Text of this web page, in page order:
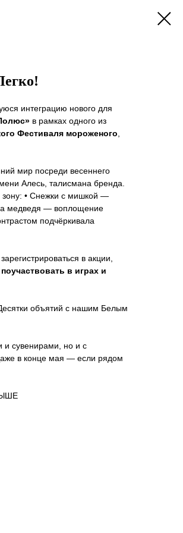
интеграцию нового для
в рамках одного из
Фестиваля мороженого
мир посреди весеннего
Алесь, талисмана бренда.
зону: • Снежки с мишкой —
медведя — воплощение
подчёркивала
в акции,
поучаствовать в играх и
объятий с нашим Белым
и сувенирами, но и с
в конце мая — если рядом